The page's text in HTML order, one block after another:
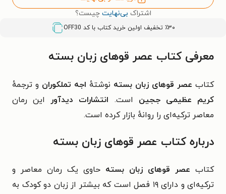
اشتراک بی‌نهایت چیست؟
٪۳۰ تخفیف اولین خرید کتاب با کد OFF30
معرفی کتاب عصر قوهای زبان بسته
کتاب عصر قوهای زبان بسته نوشتهٔ اجه تملکوران و ترجمهٔ
کریم عظیمی ججین است. انتشارات دیدآور
این رمان
معاصر ترکیه‌ای را روانهٔ بازار کرده است.
درباره کتاب عصر قوهای زبان بسته
کتاب عصر قوهای زبان بسته حاوی یک رمان معاصر و
ترکیه‌ای و دارای ۱۹ فصل است که
بیشتر از زبان دو کودک به